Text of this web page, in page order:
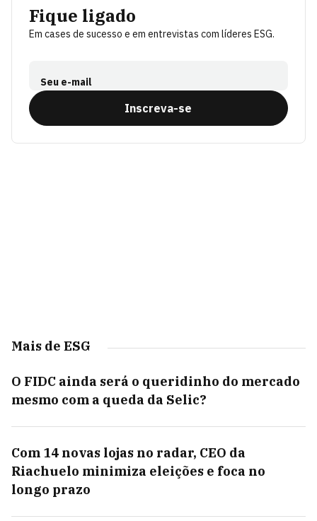
Fique ligado
Em cases de sucesso e em entrevistas com líderes ESG.
Seu e-mail
Inscreva-se
Mais de ESG
O FIDC ainda será o queridinho do mercado
mesmo com a queda da Selic?
Com 14 novas lojas no radar, CEO da
Riachuelo minimiza eleições e foca no
longo prazo